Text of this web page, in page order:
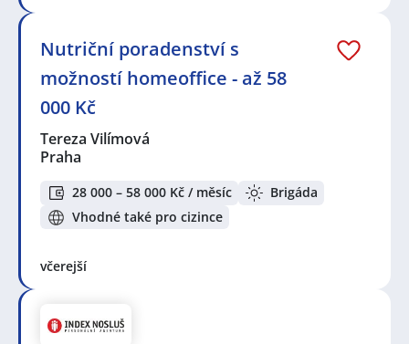
Nutriční poradenství s
možností homeoffice - až 58
000 Kč
Tereza Vilímová
Praha
28 000 – 58 000 Kč / měsíc
Brigáda
Vhodné také pro cizince
včerejší